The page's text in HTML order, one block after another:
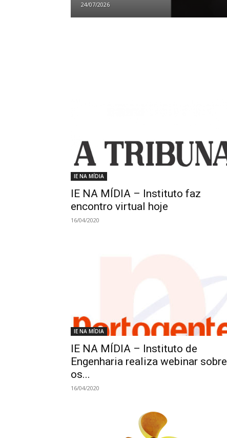
24/07/2026
IE NA MÍDIA
IE NA MÍDIA – Instituto faz
encontro virtual hoje
16/04/2020
IE NA MÍDIA
IE NA MÍDIA – Instituto de
Engenharia realiza webinar sobre
os...
16/04/2020